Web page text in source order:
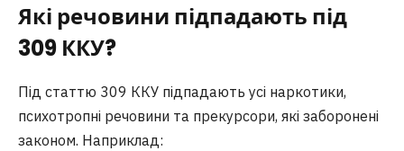
Які речовини підпадають під
309 ККУ?
Під статтю 309 ККУ підпадають усі наркотики,
психотропні речовини та прекурсори, які заборонені
законом. Наприклад: